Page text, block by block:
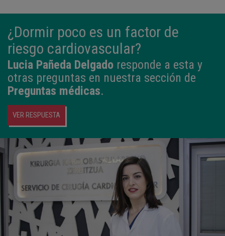
¿Dormir poco es un factor de
riesgo cardiovascular?
Lucia Pañeda Delgado responde a esta y
otras preguntas en nuestra sección de
Preguntas médicas.
VER RESPUESTA